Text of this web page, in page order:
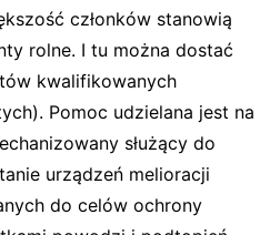
członków stanowią
rolne. I tu można dostać
kwalifikowanych
Pomoc udzielana jest na
służący do
urządzeń melioracji
do celów ochrony